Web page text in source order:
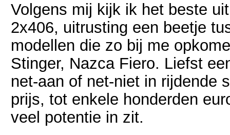
Volgens mij kijk ik het beste
2x406, uitrusting een beetje
modellen die zo bij me
Stinger, Nazca Fiero. Liefst
net-aan of net-niet in rijdende
prijs, tot enkele honderden
veel potentie in zit.